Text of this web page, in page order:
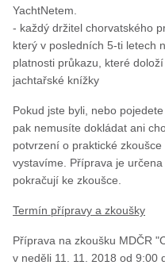
YachtNetem.
- každý držitel chorvatského
který v posledních 5-ti letech
platnosti průkazu, které
jachtařské knížky
Pokud jste byli, nebo
pak nemusíte dokládat ani
potvrzení o praktické
vystavíme. Příprava je
pokračují ke zkoušce.
Termín přípravy a zkoušky
Příprava na zkoušku MDČR
v neděli 11. 11. 2018 od